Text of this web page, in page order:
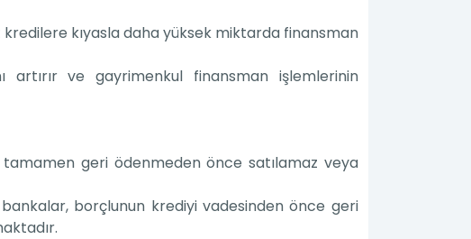
kıyasla daha yüksek miktarda finansman
artırır ve gayrimenkul finansman işlemlerinin
tamamen geri ödenmeden önce satılamaz veya
borçlunun krediyi vadesinden önce geri